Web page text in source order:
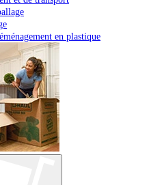
en plastique